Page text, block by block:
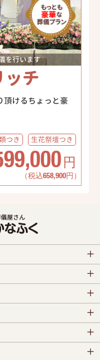
を行います
チ
頂けるちょっと豪
つき 生花祭壇つき
円
（税込658,900円）